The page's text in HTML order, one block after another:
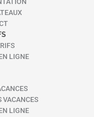
LIGNE
VACANCES
LIGNE